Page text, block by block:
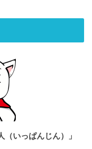
（いっぱんじん）」